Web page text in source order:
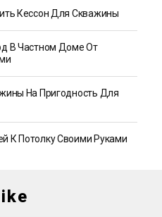
Кессон Для Скважины
В Частном Доме От
На Пригодность Для
К Потолку Своими Руками